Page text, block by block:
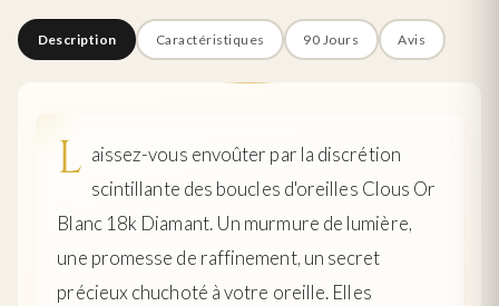
Description Caractéristiques 90 Jours Avis
L aissez-vous envoûter par la discrétion
scintillante des boucles d'oreilles Clous Or
Blanc 18k Diamant. Un murmure de lumière,
une promesse de raffinement, un secret
précieux chuchoté à votre oreille. Elles